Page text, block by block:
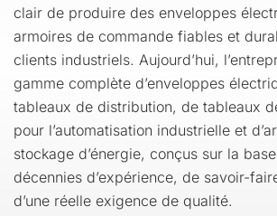
clair de produire des enveloppes
armoires de commande fiables et
clients industriels. Aujourd’hui,
gamme complète d’enveloppes
tableaux de distribution, de tableaux
pour l’automatisation industrielle et
stockage d’énergie, conçus sur la
décennies d’expérience, de savoir-
d’une réelle exigence de qualité.